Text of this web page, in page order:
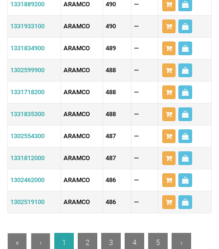
1331889200 ARAMCO 490 —
1331933100 ARAMCO 490 —
1331834900 ARAMCO 489 —
1302599900 ARAMCO 488 —
1331718200 ARAMCO 488 —
1331835300 ARAMCO 488 —
1302554300 ARAMCO 487 —
1331812000 ARAMCO 487 —
1302462000 ARAMCO 486 —
1302519100 ARAMCO 486 —
« ‹ 1 2 3 4 5 ›